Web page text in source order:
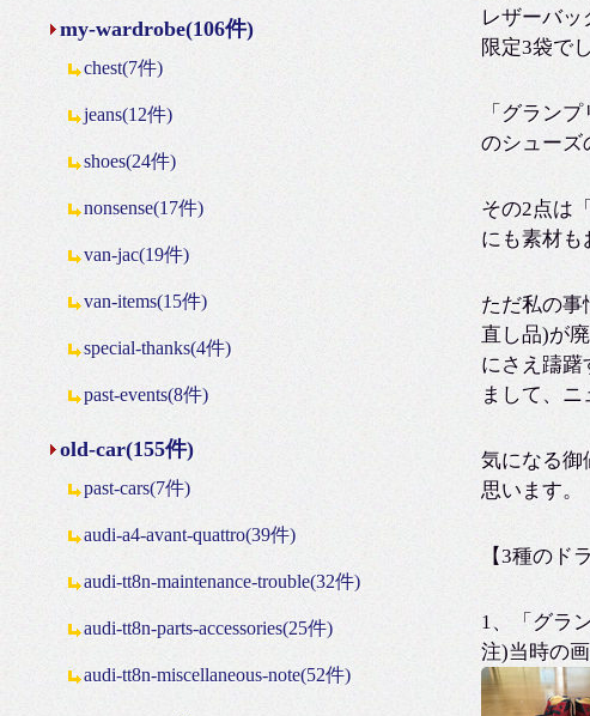
レザーバ
限定3袋で
「グラン
のシューズ
その2点は
にも素材も
ただ私の事
直し品)が
にさえ躊躇
まして、
気になる御
思います。
【3種のド
1、「グラ
注)当時の
my-wardrobe(106件)
chest(7件)
jeans(12件)
shoes(24件)
nonsense(17件)
van-jac(19件)
van-items(15件)
special-thanks(4件)
past-events(8件)
old-car(155件)
past-cars(7件)
audi-a4-avant-quattro(39件)
audi-tt8n-maintenance-trouble(32件)
audi-tt8n-parts-accessories(25件)
audi-tt8n-miscellaneous-note(52件)